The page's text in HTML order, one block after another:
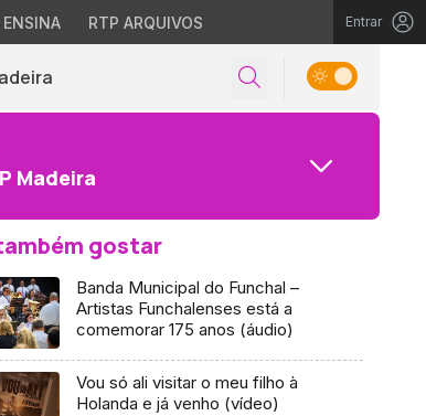
ENSINA RTP ARQUIVOS Entrar
Madeira
gostar
Banda Municipal do Funchal –
Artistas Funchalenses está a
comemorar 175 anos (áudio)
Vou só ali visitar o meu filho à
Holanda e já venho (vídeo)